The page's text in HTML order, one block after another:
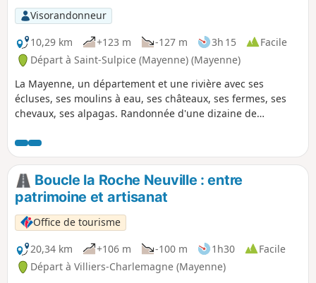
Visorandonneur
10,29 km
+123 m -127 m 3h 15
Facile
Départ à Saint-Sulpice (Mayenne) (Mayenne)
La Mayenne, un département et une rivière avec ses
écluses, ses moulins à eau, ses châteaux, ses fermes, ses
chevaux, ses alpagas. Randonnée d'une dizaine de
restauration (de mai à septembre) sur le parcours.
Boucle la Roche Neuville : entre
patrimoine et artisanat
Office de tourisme
20,34 km
+106 m -100 m 1h30
Facile
Départ à Villiers-Charlemagne (Mayenne)